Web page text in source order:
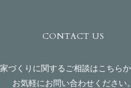
CONTACT US
家づくりに関するご相談はこちらか
お気軽にお問い合わせください。